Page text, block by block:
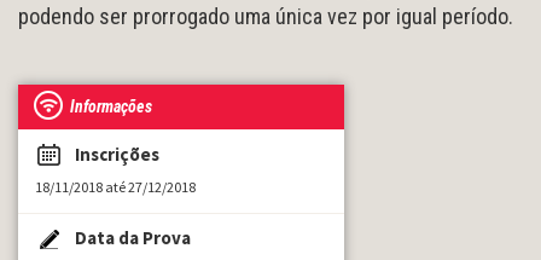
podendo ser prorrogado uma única vez por igual período.
Informações
Inscrições
18/11/2018 até 27/12/2018
Data da Prova